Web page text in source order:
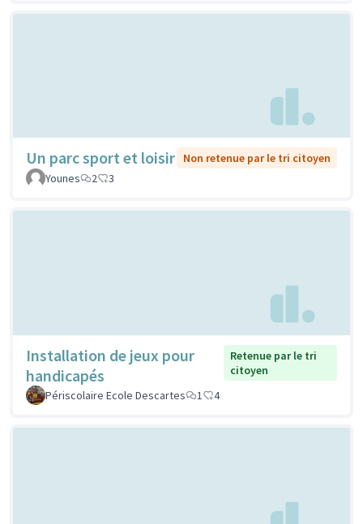
Un parc sport et loisir
Non retenue par le tri citoyen
Younes
2 3
Installation de jeux pour
handicapés
Retenue par le tri
citoyen
Périscolaire Ecole Descartes
1 4